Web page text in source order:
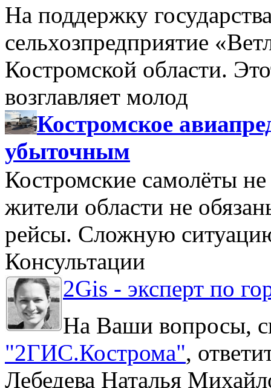
На поддержку
сельхозпредприятие
Костромской области.
возглавляет молод
Костромское
убыточным
Костромские самолёты
жители области не
рейсы. Сложную
Консультации
2Gis - эксперт по
На Ваши вопросы,
"2ГИС.Кострома",
Лебедева Наталья